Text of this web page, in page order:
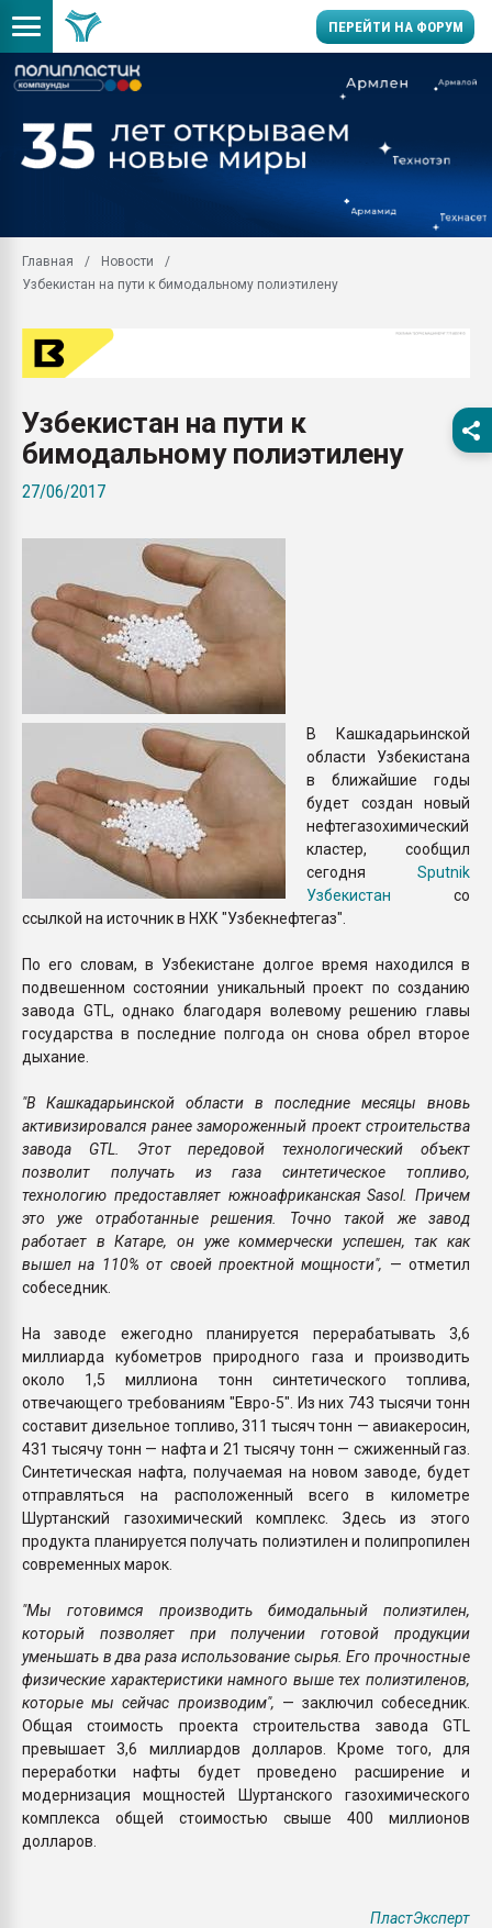
ПЕРЕЙТИ НА ФОРУМ
производство SPC
заводу пластмасс"
28.07.2026
ситуацией на
Главная
Новости
Узбекистан на пути к бимодальному полиэтилену
Узбекистан на пути к
бимодальному полиэтилену
27/06/2017
В Кашкадарьинской
области Узбекистана
в ближайшие годы
будет создан новый
нефтегазохимический
кластер, сообщил
сегодня Sputnik
Узбекистан со
ссылкой на источник в НХК "Узбекнефтегаз".
По его словам, в Узбекистане долгое время находился в
подвешенном состоянии уникальный проект по созданию
завода GTL, однако благодаря волевому решению главы
государства в последние полгода он снова обрел второе
дыхание.
"В Кашкадарьинской области в последние месяцы вновь
активизировался ранее замороженный проект строительства
завода GTL. Этот передовой технологический объект
позволит получать из газа синтетическое топливо,
технологию предоставляет южноафриканская Sasol. Причем
это уже отработанные решения. Точно такой же завод
работает в Катаре, он уже коммерчески успешен, так как
вышел на 110% от своей проектной мощности", — отметил
собеседник.
На заводе ежегодно планируется перерабатывать 3,6
миллиарда кубометров природного газа и производить
около 1,5 миллиона тонн синтетического топлива,
отвечающего требованиям "Евро-5". Из них 743 тысячи тонн
составит дизельное топливо, 311 тысяч тонн — авиакеросин,
431 тысячу тонн — нафта и 21 тысячу тонн — сжиженный газ.
Синтетическая нафта, получаемая на новом заводе, будет
отправляться на расположенный всего в километре
Шуртанский газохимический комплекс. Здесь из этого
продукта планируется получать полиэтилен и полипропилен
современных марок.
"Мы готовимся производить бимодальный полиэтилен,
который позволяет при получении готовой продукции
уменьшать в два раза использование сырья. Его прочностные
физические характеристики намного выше тех полиэтиленов,
которые мы сейчас производим", — заключил собеседник.
Общая стоимость проекта строительства завода GTL
превышает 3,6 миллиардов долларов. Кроме того, для
переработки нафты будет проведено расширение и
модернизация мощностей Шуртанского газохимического
комплекса общей стоимостью свыше 400 миллионов
долларов.
ПластЭксперт